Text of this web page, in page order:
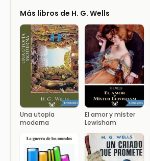
Más libros de H. G. Wells
Una utopía
moderna
El amor y míster
Lewisham